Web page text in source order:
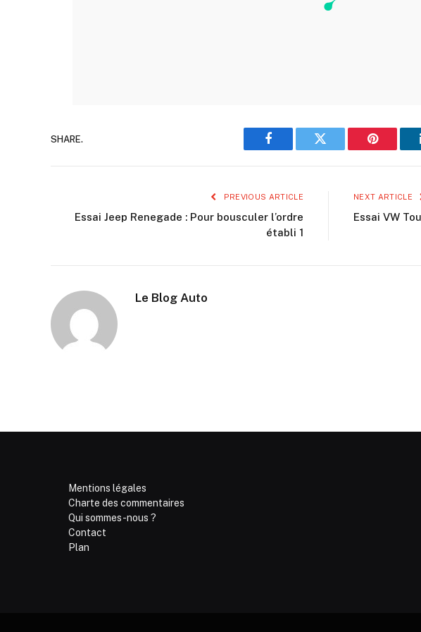
SHARE.
Facebook Twitter Pinterest
PREVIOUS ARTICLE
Essai Jeep Renegade : Pour bousculer l’ordre
établi 1
NEXT ARTICLE
Essai VW
Le Blog Auto
Mentions légales
Charte des commentaires
Qui sommes-nous ?
Contact
Plan